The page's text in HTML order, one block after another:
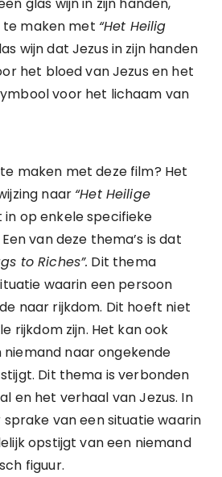
maken met “Het Heilig
wijn dat Jezus in zijn handen
het bloed van Jezus en het
voor het lichaam van
maken met deze film? Het
naar “Het Heilige
op enkele specifieke
van deze thema’s is dat
to Riches”. Dit thema
waarin een persoon
naar rijkdom. Dit hoeft niet
rijkdom zijn. Het kan ook
naar ongekende
Dit thema is verbonden
en het verhaal van Jezus. In
sprake van een situatie waarin
opstijgt van een niemand
figuur.